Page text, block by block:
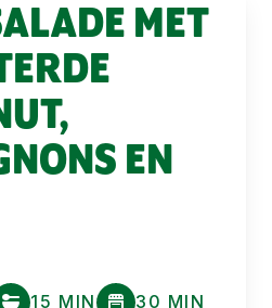
MET
EN
15 MIN
30 MIN